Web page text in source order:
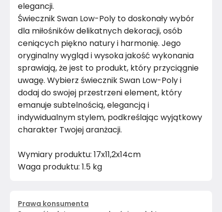
elegancji.
Świecznik Swan Low-Poly to doskonały wybór
dla miłośników delikatnych dekoracji, osób
ceniących piękno natury i harmonię. Jego
oryginalny wygląd i wysoka jakość wykonania
sprawiają, że jest to produkt, który przyciągnie
uwagę. Wybierz świecznik Swan Low-Poly i
dodaj do swojej przestrzeni element, który
emanuje subtelnością, elegancją i
indywidualnym stylem, podkreślając wyjątkowy
charakter Twojej aranżacji.
Wymiary produktu: 17x11,2x14cm
Waga produktu: 1.5 kg
Prawa konsumenta